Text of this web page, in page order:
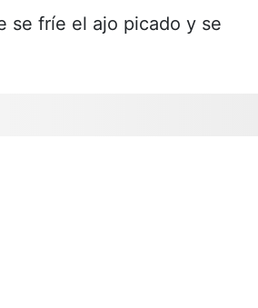
se fríe el ajo picado y se